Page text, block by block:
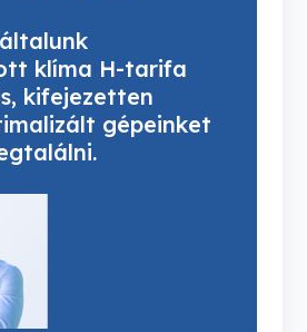
klíma H-tarifa
kifejezetten